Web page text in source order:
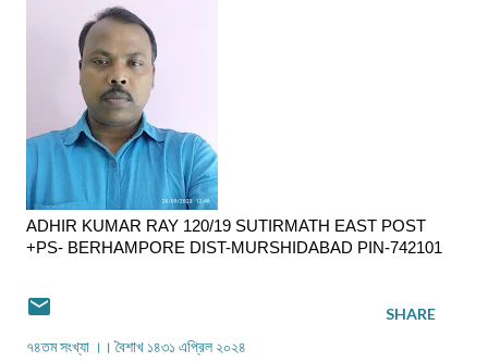
ADHIR KUMAR RAY 120/19 SUTIRMATH EAST POST
+PS- BERHAMPORE DIST-MURSHIDABAD PIN-742101
৭৪তম সংখ্যা ।। বৈশাখ ১৪৩১ এপ্রিল ২০২৪
SHARE